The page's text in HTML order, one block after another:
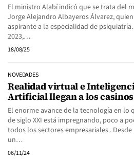
El ministro Alabí indicó que se trata del
Jorge Alejandro Albayeros Álvarez,
aspirante a la especialidad de psiquiatría.
2023,…
18/08/25
NOVEDADES
Realidad virtual e
Artificial llegan a los casinos
El enorme avance de la tecnología en lo
de siglo XXI está impregnando, poco a
todos los sectores empresariales . Desde
un…
06/11/24